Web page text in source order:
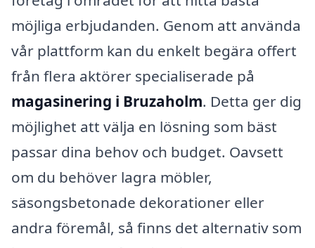
möjliga erbjudanden. Genom att använda
vår plattform kan du enkelt begära offert
från flera aktörer specialiserade på
magasinering i Bruzaholm. Detta ger dig
möjlighet att välja en lösning som bäst
passar dina behov och budget. Oavsett
om du behöver lagra möbler,
säsongsbetonade dekorationer eller
andra föremål, så finns det alternativ som